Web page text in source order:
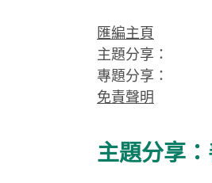
匯編主頁
主題分享：
專題分享：
免責聲明
主題分享